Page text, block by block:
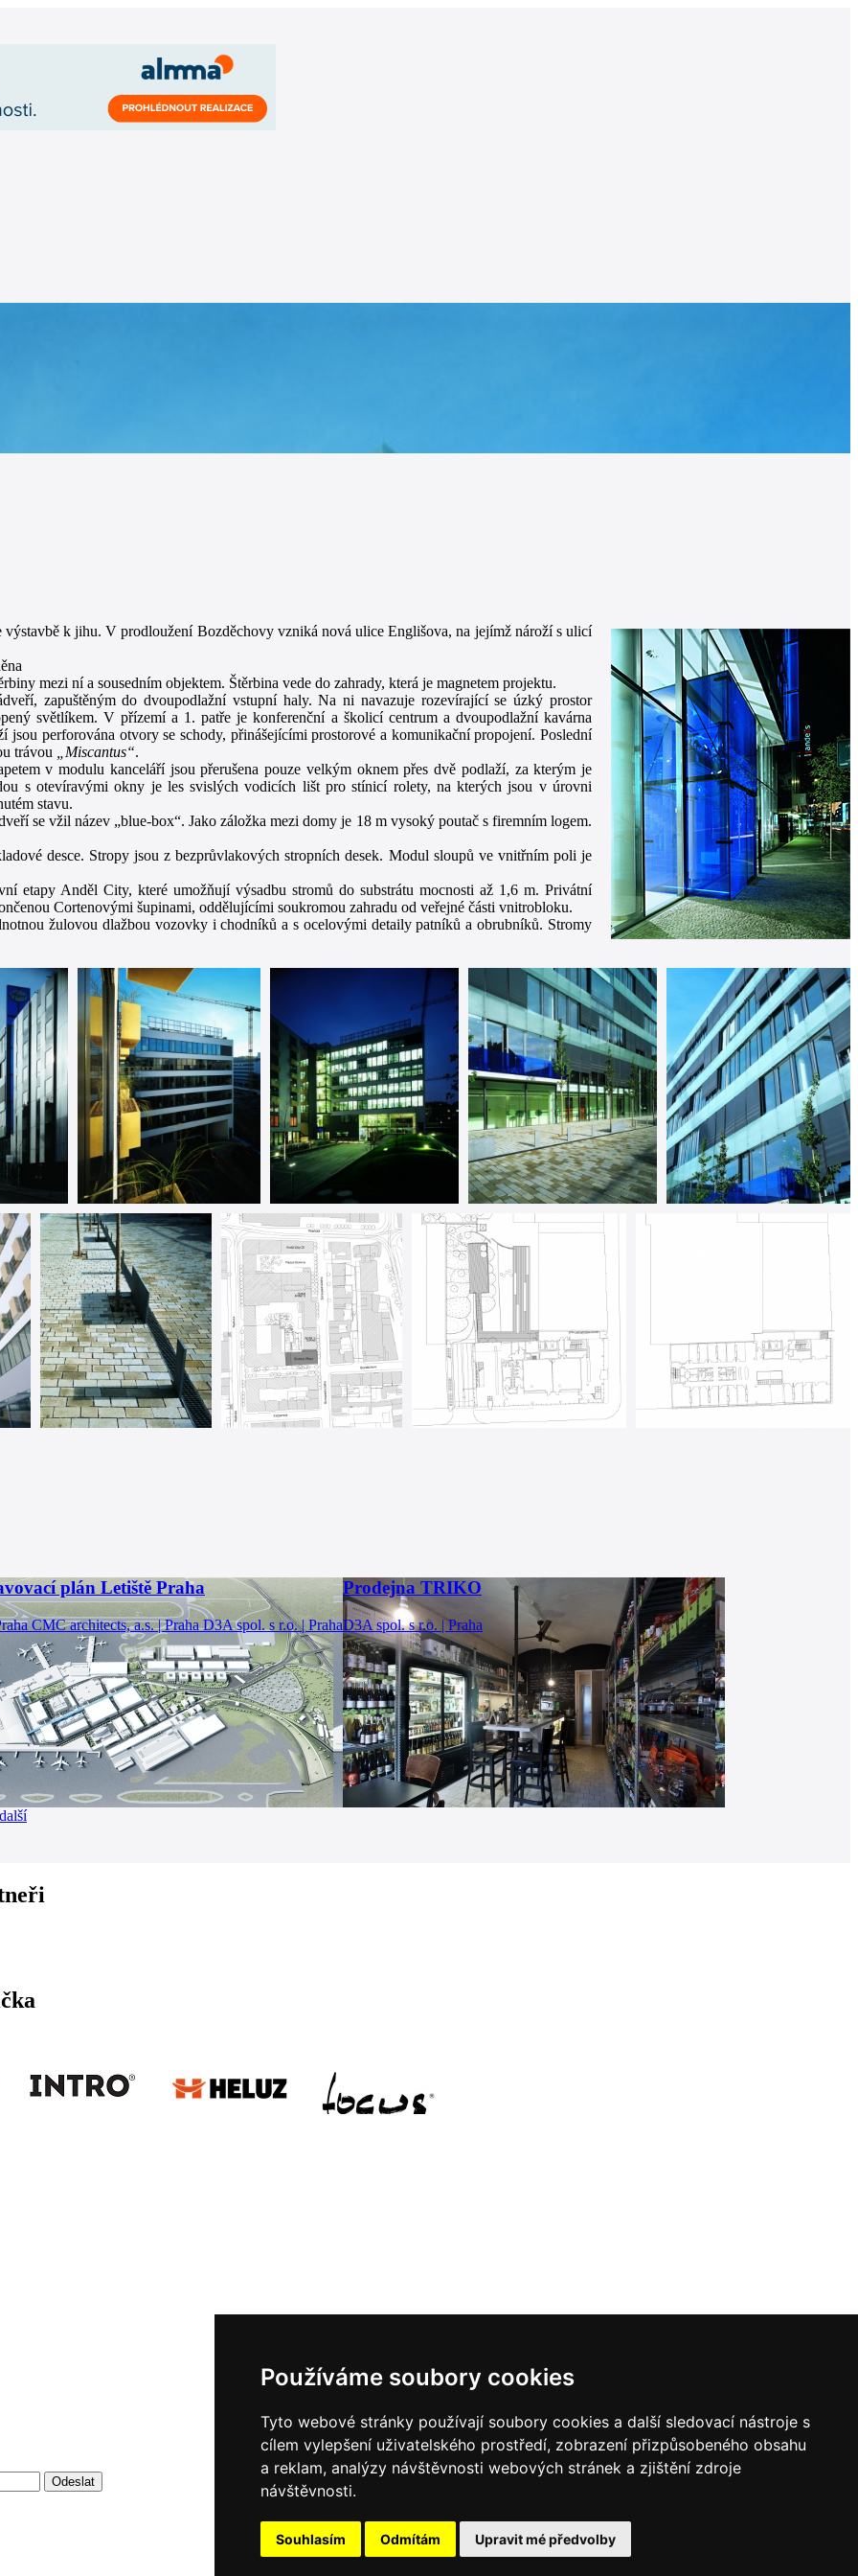
Používáme soubory cookies
Tyto webové stránky používají soubory cookies a další sledovací nástroje s
cílem vylepšení uživatelského prostředí, zobrazení přizpůsobeného obsahu
a reklam, analýzy návštěvnosti webových stránek a zjištění zdroje
návštěvnosti.
Souhlasím Odmítám Upravit mé předvolby
k jihu. V prodloužení Bozděchovy vzniká nová ulice Englišova, na jejímž nároží s ulicí
mezi ní a sousedním objektem. Štěrbina vede do zahrady, která je magnetem projektu.
zapuštěným do dvoupodlažní vstupní haly. Na ni navazuje rozevírající se úzký prostor
světlíkem. V přízemí a 1. patře je konferenční a školicí centrum a dvoupodlažní kavárna
jsou perforována otvory se schody, přinášejícími prostorové a komunikační propojení. Poslední
trávou
„Miscantus“.
v modulu kanceláří jsou přerušena pouze velkým oknem přes dvě podlaží, za kterým je
s otevíravými okny je les svislých vodicích lišt pro stínicí rolety, na kterých jsou v úrovni
stavu.
se vžil název „blue-box“. Jako záložka mezi domy je 18 m vysoký poutač s firemním logem.
desce. Stropy jsou z bezprůvlakových stropních desek. Modul sloupů ve vnitřním poli je
etapy Anděl City, které umožňují výsadbu stromů do substrátu mocnosti až 1,6 m. Privátní
Cortenovými šupinami, oddělujícími soukromou zahradu od veřejné části vnitrobloku.
žulovou dlažbou vozovky i chodníků a s ocelovými detaily patníků a obrubníků. Stromy
plán Letiště Praha
CMC architects, a.s. | Praha D3A spol. s r.o. | Praha
Prodejna TRIKO
D3A spol. s r.o. | Praha